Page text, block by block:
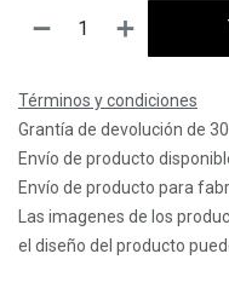
Términos y condiciones
Grantía de devolución de
Envío de producto
Envío de producto para
Las imagenes de los
el diseño del producto